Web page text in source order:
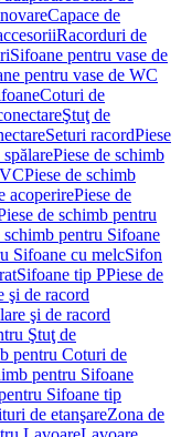
Capace de
Racorduri de
Sifoane pentru vase de
pentru vase de WC
Coturi de
Ştuţ de
Seturi racordPiese
Piese de schimb
Piese de schimb
acoperirePiese de
de schimb pentru
schimb pentru Sifoane
Sifoane cu melcSifon
Sifoane tip PPiese de
şi de racord
şi de racord
Ştuţ de
pentru Coturi de
pentru Sifoane
Sifoane tip
de etanşareZona de